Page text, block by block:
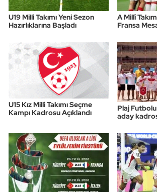
U19 Milli Takımı Yeni Sezon
Hazırlıklarına Başladı
A Millî
Fransa
U15 Kız Milli Takımı Seçme
Kampı Kadrosu Açıklandı
Plaj Futbolu
aday